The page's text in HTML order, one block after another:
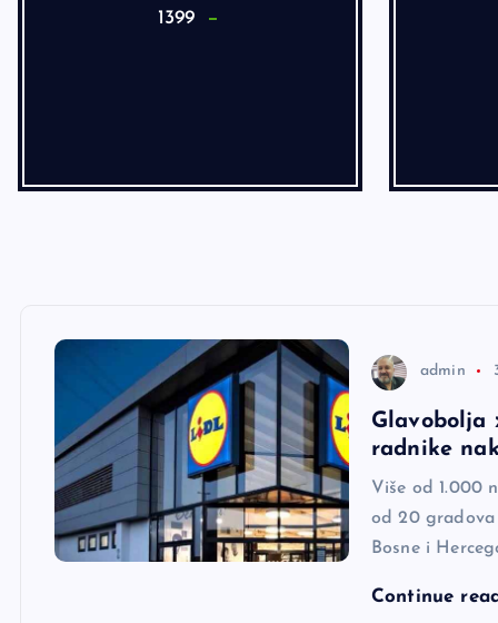
1399
admin
Glavobolja
radnike
Više od 1.000
od 20
Bosne i
Continue